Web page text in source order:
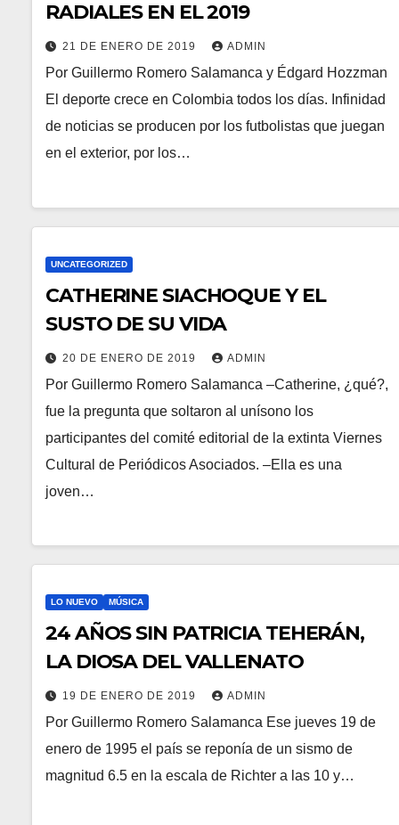
RADIALES EN EL 2019
21 DE ENERO DE 2019 ADMIN
Por Guillermo Romero Salamanca y Édgard Hozzman
El deporte crece en Colombia todos los días. Infinidad
de noticias se producen por los futbolistas que juegan
en el exterior, por los…
UNCATEGORIZED
CATHERINE SIACHOQUE Y EL
SUSTO DE SU VIDA
20 DE ENERO DE 2019 ADMIN
Por Guillermo Romero Salamanca –Catherine, ¿qué?,
fue la pregunta que soltaron al unísono los
participantes del comité editorial de la extinta Viernes
Cultural de Periódicos Asociados. –Ella es una
joven…
LO NUEVO MÚSICA
24 AÑOS SIN PATRICIA TEHERÁN,
LA DIOSA DEL VALLENATO
19 DE ENERO DE 2019 ADMIN
Por Guillermo Romero Salamanca Ese jueves 19 de
enero de 1995 el país se reponía de un sismo de
magnitud 6.5 en la escala de Richter a las 10 y…